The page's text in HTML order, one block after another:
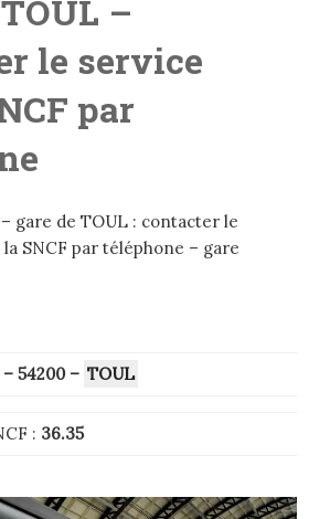
–
le service
par
gare de TOUL : contacter le
SNCF par téléphone – gare
– 54200 – TOUL
: 36.35